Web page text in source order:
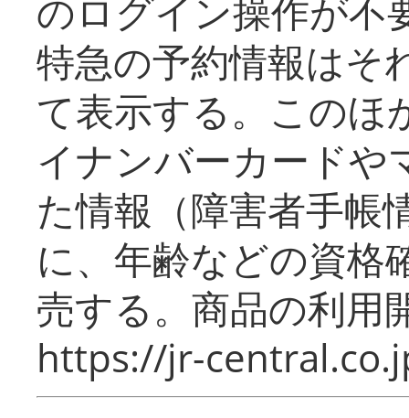
のログイン操作が不
特急の予約情報はそ
て表示する。このほ
イナンバーカードや
た情報（障害者手帳
に、年齢などの資格
売する。商品の利用
https://jr-